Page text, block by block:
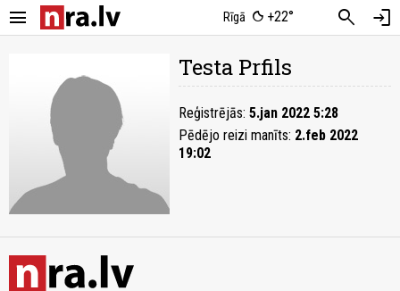
menu Rīgā +22° search login
Testa Prfils
Reģistrējās: 5.jan 2022 5:28
Pēdējo reizi manīts: 2.feb 2022
19:02